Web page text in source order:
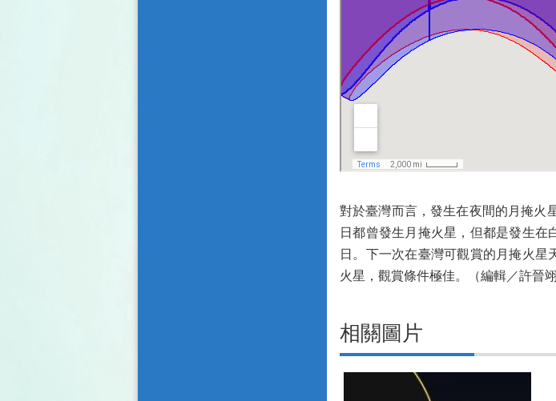
對於臺灣而言，發生在夜間的月掩火
日都曾發生月掩火星，但都是發生
日。下一次在臺灣可觀賞的月掩火
火星，觀賞條件極佳。（編輯／許晉翊
相關圖片